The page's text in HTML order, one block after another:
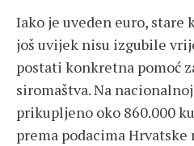
Iako je uveden euro, stare
još uvijek nisu izgubile
postati konkretna pomoć
siromaštva. Na
prikupljeno oko 860.000
prema podacima Hrvatske